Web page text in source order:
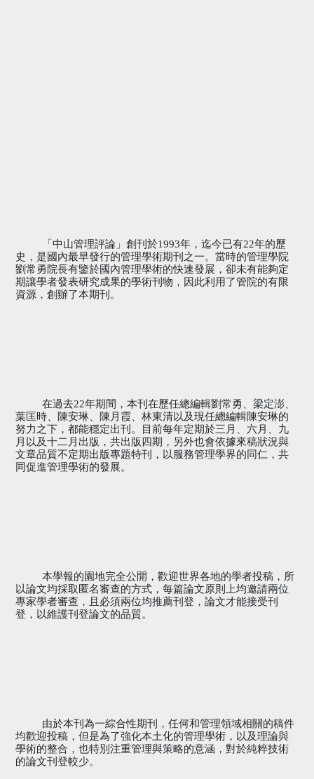
「中山管理評論」創刊於1993年，迄今已有22年的歷
史，是國內最早發行的管理學術期刊之一。當時的管理學院
劉常勇院長有鑒於國內管理學術的快速發展，卻未有能夠定
期讓學者發表研究成果的學術刊物，因此利用了管院的有限
資源，創辦了本期刊。
在過去22年期間， 本刊在歷任總編輯劉常勇、梁定澎、
葉匡時、陳安琳、陳月霞、林東清以及現任總編輯陳安琳的
努力之下，都能穩定出刊。目前每年定期於三月、六月、九
月以及十二月出版，共出版四期，另外也會依據來稿狀況與
文章品質不定期出版專題特刊，以服務管理學界的同仁，共
同促進管理學術的發展。
本學報的園地完全公開，歡迎世界各地的學者投稿，所
以論文均採取匿名審查的方式，每篇論文原則上均邀請兩位
專家學者審查，且必須兩位均推薦刊登，論文才能接受刊
登，以維護刊登論文的品質。
由於本刊為一綜合性期刊，任何和管理領域相關的稿件
均歡迎投稿，但是為了強化本土化的管理學術，以及理論與
學術的整合，也特別注重管理與策略的意涵，對於純粹技術
的論文刊登較少。